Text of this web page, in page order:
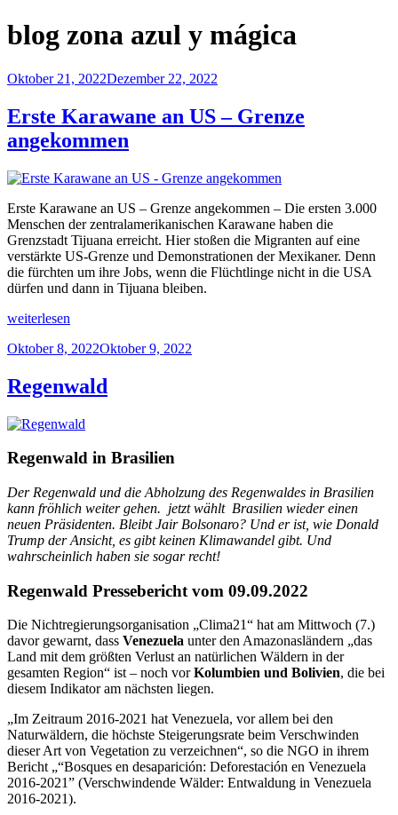
blog zona azul y mágica
Veröffentlicht
Oktober 21, 2022Dezember 22, 2022
Erste Karawane an US – Grenze
angekommen
Erste Karawane an US – Grenze angekommen – Die ersten 3.000
Menschen der zentralamerikanischen Karawane haben die
Grenzstadt Tijuana erreicht. Hier stoßen die Migranten auf eine
verstärkte US-Grenze und Demonstrationen der Mexikaner. Denn
die fürchten um ihre Jobs, wenn die Flüchtlinge nicht in die USA
dürfen und dann in Tijuana bleiben.
„Erste
an
–
Grenze
angekommen“
weiterlesen
Veröffentlicht
Oktober 8, 2022Oktober 9, 2022
Regenwald
Regenwald in Brasilien
Der Regenwald und die Abholzung des Regenwaldes in Brasilien
kann fröhlich weiter gehen. jetzt wählt Brasilien wieder einen
neuen Präsidenten. Bleibt Jair Bolsonaro? Und er ist, wie Donald
Trump der Ansicht, es gibt keinen Klimawandel gibt. Und
wahrscheinlich haben sie sogar recht!
Regenwald Pressebericht vom 09.09.2022
Die Nichtregierungsorganisation „Clima21“ hat am Mittwoch (7.)
davor gewarnt, dass Venezuela unter den Amazonasländern „das
Land mit dem größten Verlust an natürlichen Wäldern in der
gesamten Region“ ist – noch vorKolumbien und Bolivien, die bei
diesem Indikator am nächsten liegen.
„Im Zeitraum 2016-2021 hat Venezuela, vor allem bei den
Naturwäldern, die höchste Steigerungsrate beim Verschwinden
dieser Art von Vegetation zu verzeichnen“, so die NGO in ihrem
Bericht „“Bosques en desaparición: Deforestación en Venezuela
2016-2021” (Verschwindende Wälder: Entwaldung in Venezuela
2016-2021).